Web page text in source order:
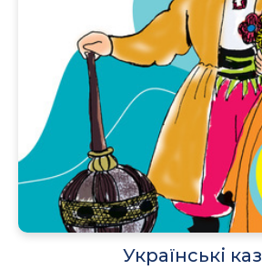
Українські